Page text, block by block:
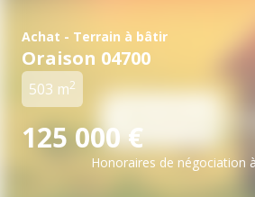
Achat - Terrain à bâtir
Oraison 04700
503 m2
125 000 €
Honoraires de négociation